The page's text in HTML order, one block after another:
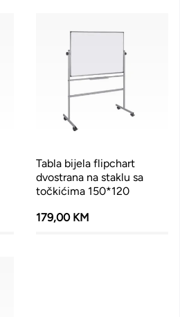
Tabla bijela flipchart
dvostrana na staklu sa
točkićima 150*120
179,00 KM